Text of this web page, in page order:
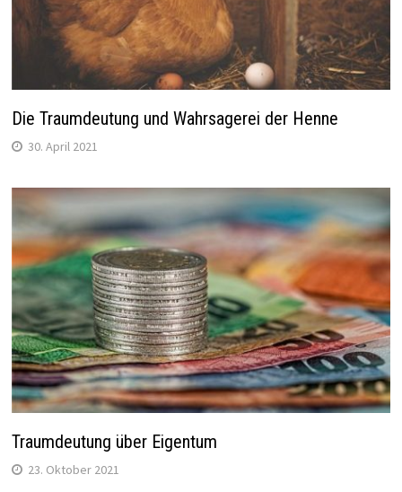
Die Traumdeutung und Wahrsagerei der Henne
30. April 2021
Traumdeutung über Eigentum
23. Oktober 2021